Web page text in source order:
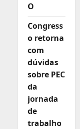
O
Congress
o retorna
com
dúvidas
sobre PEC
da
jornada
de
trabalho